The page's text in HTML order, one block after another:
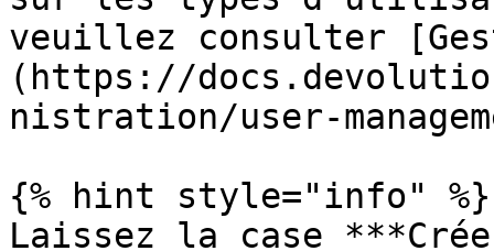
veuillez consulter
(https://
nistration/user-
{% hint style="info" %}
Laissez la case